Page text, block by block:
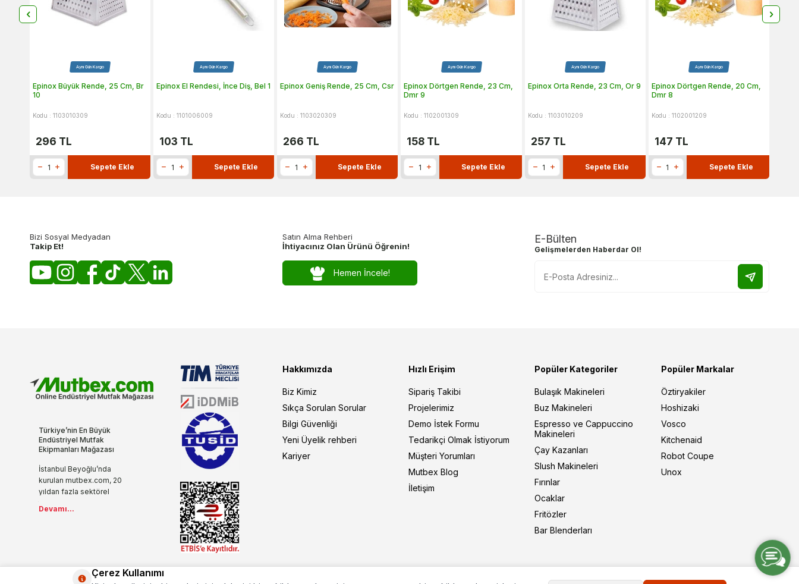
Aynı Gün Kargo
Epinox Büyük Rende, 25 Cm, Br
10
Kodu : 1103010309
296 TL
Sepete Ekle
Aynı Gün Kargo
Epinox El Rendesi, İnce Diş, Bel 1
Kodu : 1101006009
103 TL
Sepete Ekle
Aynı Gün Kargo
Epinox Geniş Rende, 25 Cm, Csr
Kodu : 1103020309
266 TL
Sepete Ekle
Aynı Gün Kargo
Epinox Dörtgen Rende, 23 Cm,
Dmr 9
Kodu : 1102001309
158 TL
Sepete Ekle
Aynı Gün Kargo
Epinox Orta Rende, 23 Cm, Or 9
Kodu : 1103010209
257 TL
Sepete Ekle
Aynı Gün Kargo
Epinox Dörtgen Rende, 20 Cm,
Dmr 8
Kodu : 1102001209
147 TL
Sepete Ekle
Bizi Sosyal Medyadan
Takip Et!
Satın Alma Rehberi
İhtiyacınız Olan Ürünü Öğrenin!
Hemen İncele!
E-Bülten
Gelişmelerden Haberdar Ol!
Türkiye’nin En Büyük
Endüstriyel Mutfak
Ekipmanları Mağazası
İstanbul Beyoğlu’nda
kurulan mutbex.com, 20
yıldan fazla sektörel
modern anlayışıyla
duyacağınız tüm mutfak
ürünlerini sizlere özel
Devamı...
Hakkımızda
Biz Kimiz
Sıkça Sorulan Sorular
Bilgi Güvenliği
Yeni Üyelik rehberi
Kariyer
Hızlı Erişim
Sipariş Takibi
Projelerimiz
Demo İstek Formu
Tedarikçi Olmak İstiyorum
Müşteri Yorumları
Mutbex Blog
İletişim
Popüler Kategoriler
Bulaşık Makineleri
Buz Makineleri
Espresso ve Cappuccino
Makineleri
Çay Kazanları
Slush Makineleri
Fırınlar
Ocaklar
Fritözler
Bar Blenderları
Popüler Markalar
Öztiryakiler
Hoshizaki
Vosco
Kitchenaid
Robot Coupe
Unox
Çerez Kullanımı